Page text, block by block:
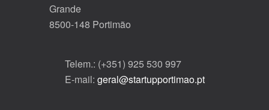
Grande
8500-148 Portimão
Telem.: (+351) 925 530 997
E-mail: geral@startupportimao.pt